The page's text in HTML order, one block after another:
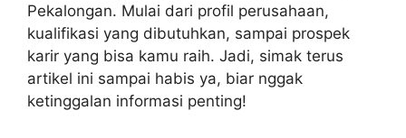
Pekalongan. Mulai dari profil perusahaan,
kualifikasi yang dibutuhkan, sampai prospek
karir yang bisa kamu raih. Jadi, simak terus
artikel ini sampai habis ya, biar nggak
ketinggalan informasi penting!